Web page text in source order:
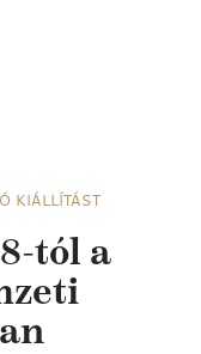
KIÁLLÍTÁST
tól a